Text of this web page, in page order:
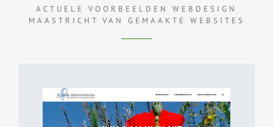
ACTUELE VOORBEELDEN WEBDESIGN
MAASTRICHT VAN GEMAAKTE WEBSITES